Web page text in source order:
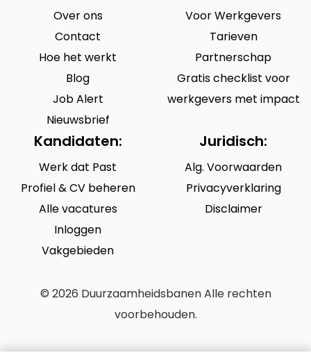
Over ons
Contact
Hoe het werkt
Blog
Job Alert
Nieuwsbrief
Voor Werkgevers
Tarieven
Partnerschap
Gratis checklist voor
werkgevers met impact
Kandidaten:
Werk dat Past
Profiel & CV beheren
Alle vacatures
Inloggen
Vakgebieden
Juridisch:
Alg. Voorwaarden
Privacyverklaring
Disclaimer
© 2026 Duurzaamheidsbanen Alle rechten
voorbehouden.